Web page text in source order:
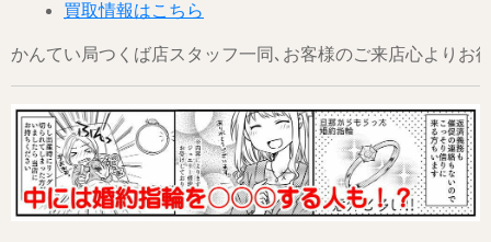
買取情報はこちら
かんてい局つくば店スタッフ一同､お客様のご来店心よりお